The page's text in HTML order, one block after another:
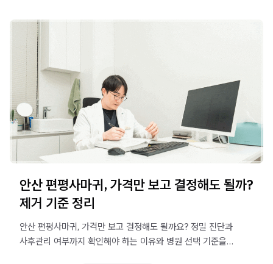
안산 편평사마귀, 가격만 보고 결정해도 될까?
제거 기준 정리
안산 편평사마귀, 가격만 보고 결정해도 될까요? 정밀 진단과
사후관리 여부까지 확인해야 하는 이유와 병원 선택 기준을